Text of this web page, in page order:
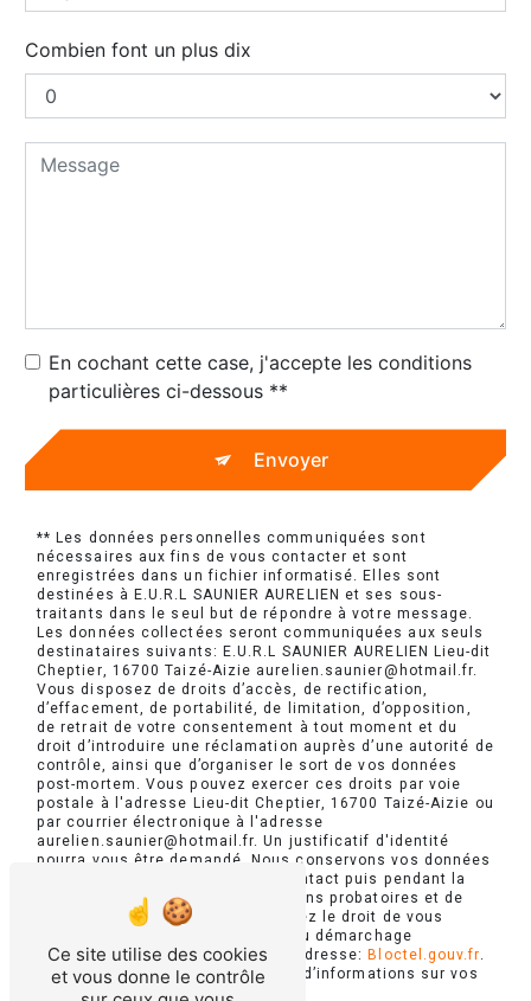
Combien font un plus dix
En cochant cette case, j'accepte les conditions
particulières ci-dessous **
Envoyer
** Les données personnelles communiquées sont
nécessaires aux fins de vous contacter et sont
enregistrées dans un fichier informatisé. Elles sont
destinées à E.U.R.L SAUNIER AURELIEN et ses sous-
traitants dans le seul but de répondre à votre message.
Les données collectées seront communiquées aux seuls
destinataires suivants: E.U.R.L SAUNIER AURELIEN Lieu-dit
Cheptier, 16700 Taizé-Aizie aurelien.saunier@hotmail.fr.
Vous disposez de droits d’accès, de rectification,
d’effacement, de portabilité, de limitation, d’opposition,
de retrait de votre consentement à tout moment et du
droit d’introduire une réclamation auprès d’une autorité de
contrôle, ainsi que d’organiser le sort de vos données
post-mortem. Vous pouvez exercer ces droits par voie
postale à l'adresse Lieu-dit Cheptier, 16700 Taizé-Aizie ou
par courrier électronique à l'adresse
aurelien.saunier@hotmail.fr. Un justificatif d'identité
pourra vous être demandé. Nous conservons vos données
pendant la période de prise de contact puis pendant la
durée de prescription légale aux fins probatoires et de
gestion des contentieux. Vous avez le droit de vous
inscrire sur la liste d'opposition au démarchage
téléphonique, disponible à cette adresse:Bloctel.gouv.fr.
Consultez le site cnil.fr pour plus d’informations sur vos
droits.
Ce site utilise des cookies
et vous donne le contrôle